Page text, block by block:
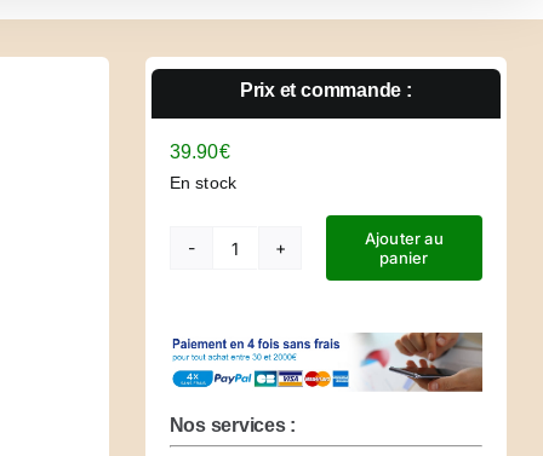
Prix et commande :
39.90€
En stock
quantité
Padre
Pio
CHRIZELTIA
Ajouter au
panier
Nos services :